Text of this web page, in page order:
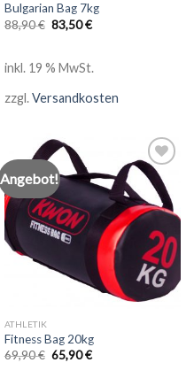
Bulgarian Bag 7kg
88,90€ 83,50€
inkl. 19 % MwSt.
zzgl.Versandkosten
Angebot!
Add to
wishlist
ATHLETIK
Fitness Bag 20kg
69,90€ 65,90€